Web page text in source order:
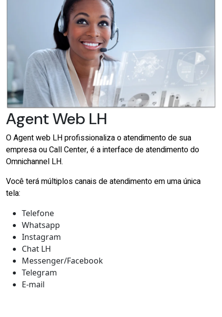
Agent Web LH
O Agent web LH profissionaliza o atendimento de sua
empresa ou Call Center, é a interface de atendimento do
Omnichannel LH.
Você terá múltiplos canais de atendimento em uma única
tela:
Telefone
Whatsapp
Instagram
Chat LH
Messenger/Facebook
Telegram
E-mail